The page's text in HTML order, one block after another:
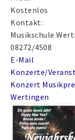
Kostenlos
Kontakt:
Musikschule
08272/4508
E-Mail
Konzerte/
Konzert
Wertingen